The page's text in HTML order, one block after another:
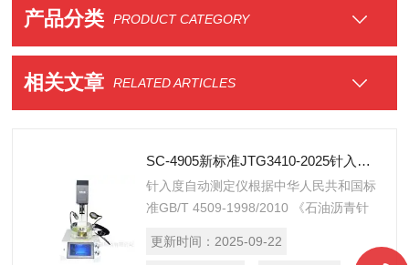
产品分类 PRODUCT CATEGORY
相关文章 RELATED ARTICLES
SC-4905新标准JTG3410-2025针入度自动测定仪
针入度自动测定仪根据中华人民共和国标
准GB/T 4509-1998/2010 《石油沥青针
业标准JTG3410-2025《公路工程沥青及
更新时间： 2025-09-22